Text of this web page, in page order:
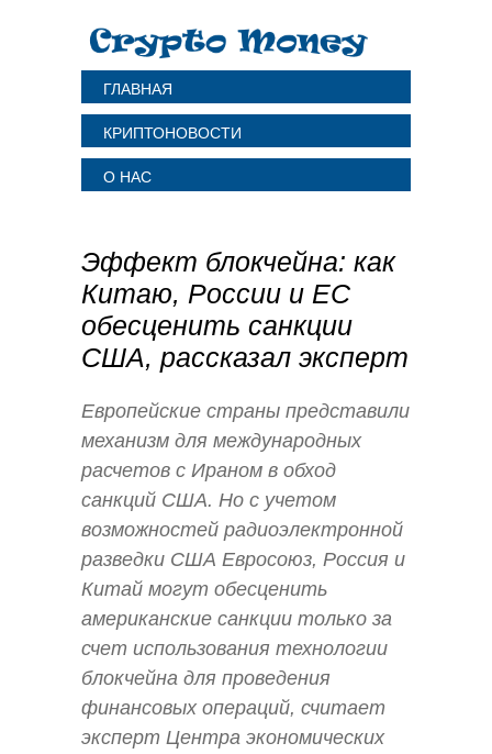
ГЛАВНАЯ
КРИПТОНОВОСТИ
О НАС
Эффект блокчейна: как
Китаю, России и ЕС
обесценить санкции
США, рассказал эксперт
Европейские страны представили
механизм для международных
расчетов с Ираном в обход
санкций США. Но с учетом
возможностей радиоэлектронной
разведки США Евросоюз, Россия и
Китай могут обесценить
американские санкции только за
счет использования технологии
блокчейна для проведения
финансовых операций, считает
эксперт Центра экономических